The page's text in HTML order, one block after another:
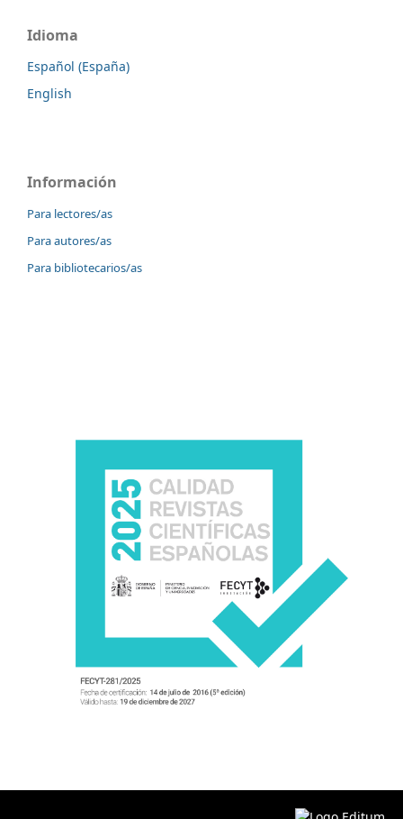
Idioma
Español (España)
English
Información
Para lectores/as
Para autores/as
Para bibliotecarios/as